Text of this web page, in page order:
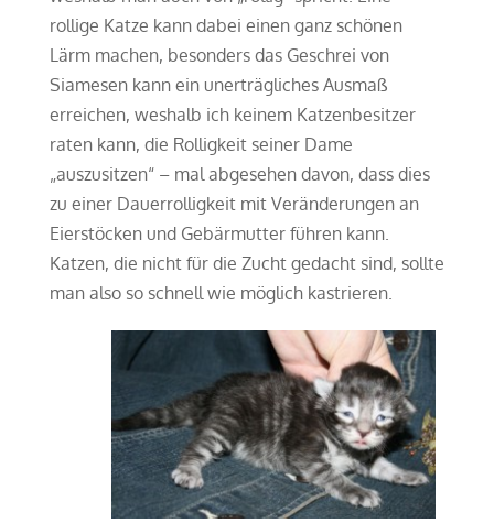
rollige Katze kann dabei einen ganz schönen
Lärm machen, besonders das Geschrei von
Siamesen kann ein unerträgliches Ausmaß
erreichen, weshalb ich keinem Katzenbesitzer
raten kann, die Rolligkeit seiner Dame
„auszusitzen“ – mal abgesehen davon, dass dies
zu einer Dauerrolligkeit mit Veränderungen an
Eierstöcken und Gebärmutter führen kann.
Katzen, die nicht für die Zucht gedacht sind, sollte
man also so schnell wie möglich kastrieren.